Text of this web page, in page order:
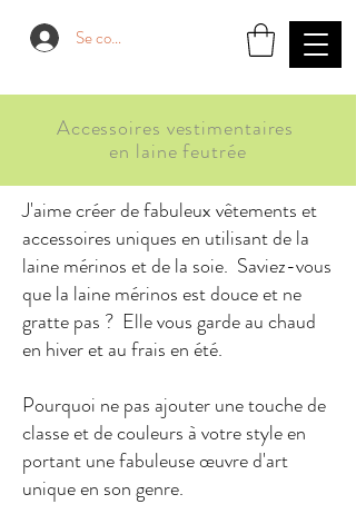
Se connecter
Accessoires vestimentaires
en laine feutrée
J'aime créer de fabuleux vêtements et
accessoires uniques en utilisant de la
laine mérinos et de la soie. Saviez-vous
que la laine mérinos est douce et ne
gratte pas ? Elle vous garde au chaud
en hiver et au frais en été.
Pourquoi ne pas ajouter une touche de
classe et de couleurs à votre style en
portant une fabuleuse œuvre d'art
unique en son genre.